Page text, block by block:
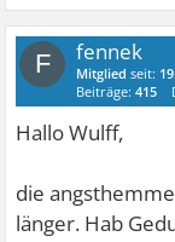
F fennek
Mitglied seit:
Beiträge:415
Hallo Wulff,
die
länger. Hab